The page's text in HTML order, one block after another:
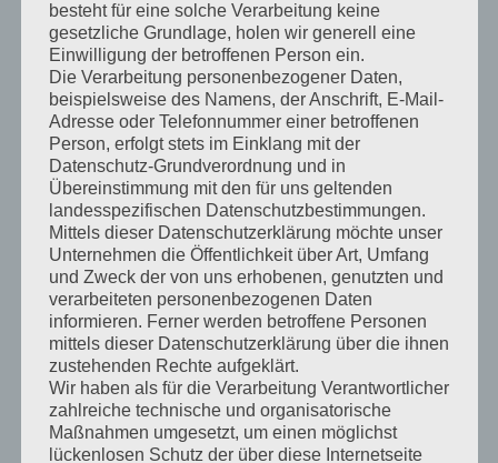
Bericht der Kreiszeitung vom 14.05.2018
WEITERLESEN
PROKLAMATION KREISSCHÜTZENFEST 2018
14.05.18
Bericht der Kreiszeitung vom 14.05.2018
WEITERLESEN
besteht für eine solche Verarbeitung keine
gesetzliche Grundlage, holen wir generell eine
Einwilligung der betroffenen Person ein.
Die Verarbeitung personenbezogener Daten,
beispielsweise des Namens, der Anschrift, E-Mail-
Adresse oder Telefonnummer einer betroffenen
Person, erfolgt stets im Einklang mit der
Datenschutz-Grundverordnung und in
Übereinstimmung mit den für uns geltenden
landesspezifischen Datenschutzbestimmungen.
Mittels dieser Datenschutzerklärung möchte unser
Unternehmen die Öffentlichkeit über Art, Umfang
und Zweck der von uns erhobenen, genutzten und
verarbeiteten personenbezogenen Daten
informieren. Ferner werden betroffene Personen
mittels dieser Datenschutzerklärung über die ihnen
zustehenden Rechte aufgeklärt.
Wir haben als für die Verarbeitung Verantwortlicher
zahlreiche technische und organisatorische
Maßnahmen umgesetzt, um einen möglichst
lückenlosen Schutz der über diese Internetseite